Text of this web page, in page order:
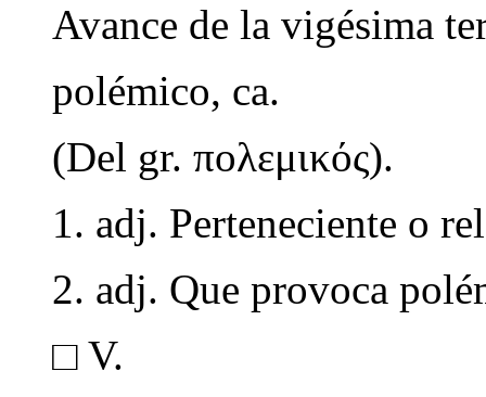
Avance de la vigésima
polémico, ca.
(Del gr. πολεμικός).
1. adj. Perteneciente o
2. adj. Que provoca
□ V.